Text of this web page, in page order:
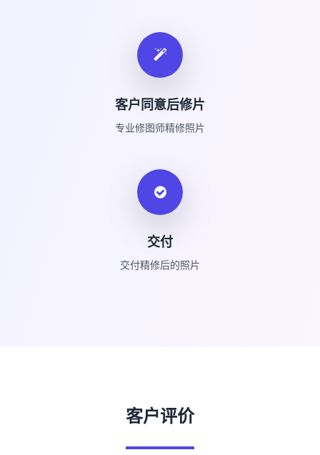
客户同意后修片
专业修图师精修照片
交付
交付精修后的照片
客户评价